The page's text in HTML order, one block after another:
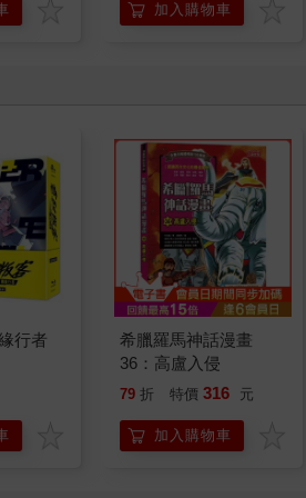
加入購物車
行者
希臘羅馬神話漫畫
36：高盧入侵
79 折 特價 316 元
加入購物車